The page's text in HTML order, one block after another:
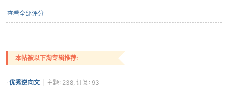
查看全部评分
本帖被以下淘专辑推荐:
· 优秀逆向文 主题: 238, 订阅: 93